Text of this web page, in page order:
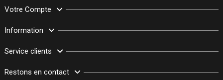
Votre Compte
Information
Service clients
Restons en contact